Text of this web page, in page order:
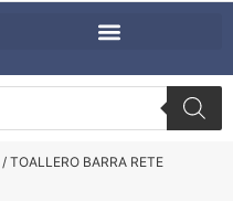
/ TOALLERO BARRA RETE